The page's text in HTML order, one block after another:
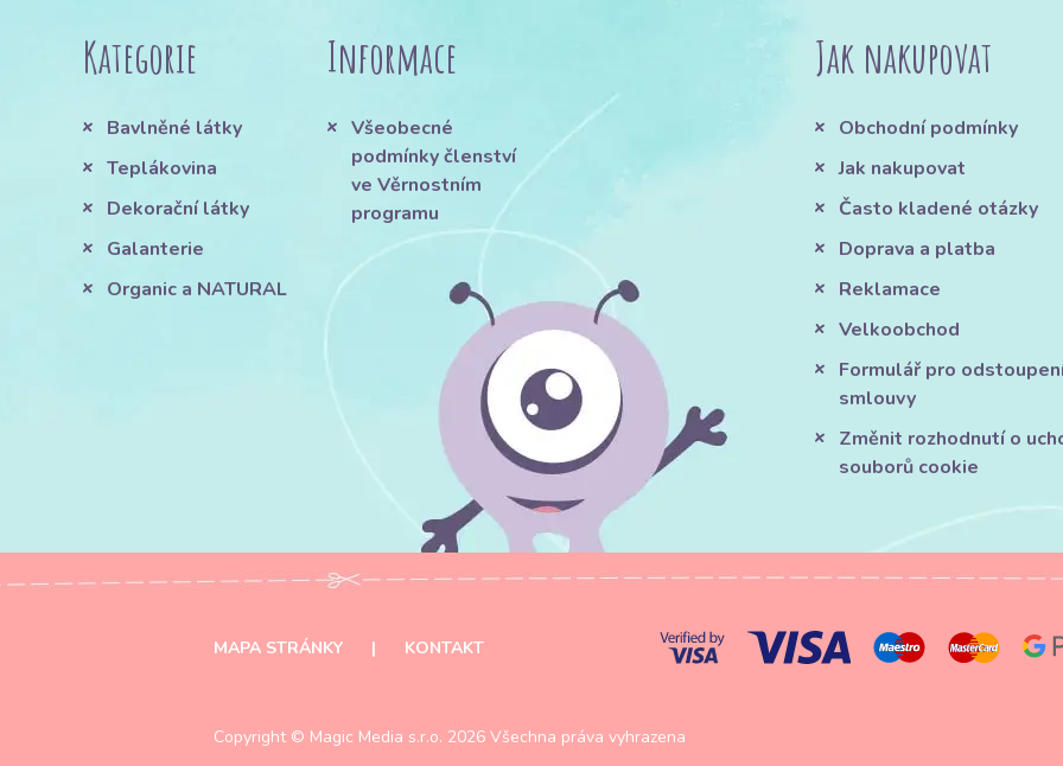
Kategorie
Bavlněné látky
Teplákovina
Dekorační látky
Galanterie
Organic a NATURAL
Informace
Všeobecné
podmínky členství
ve Věrnostním
programu
Jak nakupovat
Obchodní podmínky
Jak nakupovat
Často kladené otázky
Doprava a platba
Reklamace
Velkoobchod
Formulář pro
smlouvy
Změnit rozhodnutí o
souborů cookie
MAPA STRÁNKY | KONTAKT
Copyright © Magic Media s.r.o. 2026 Všechna práva vyhrazena